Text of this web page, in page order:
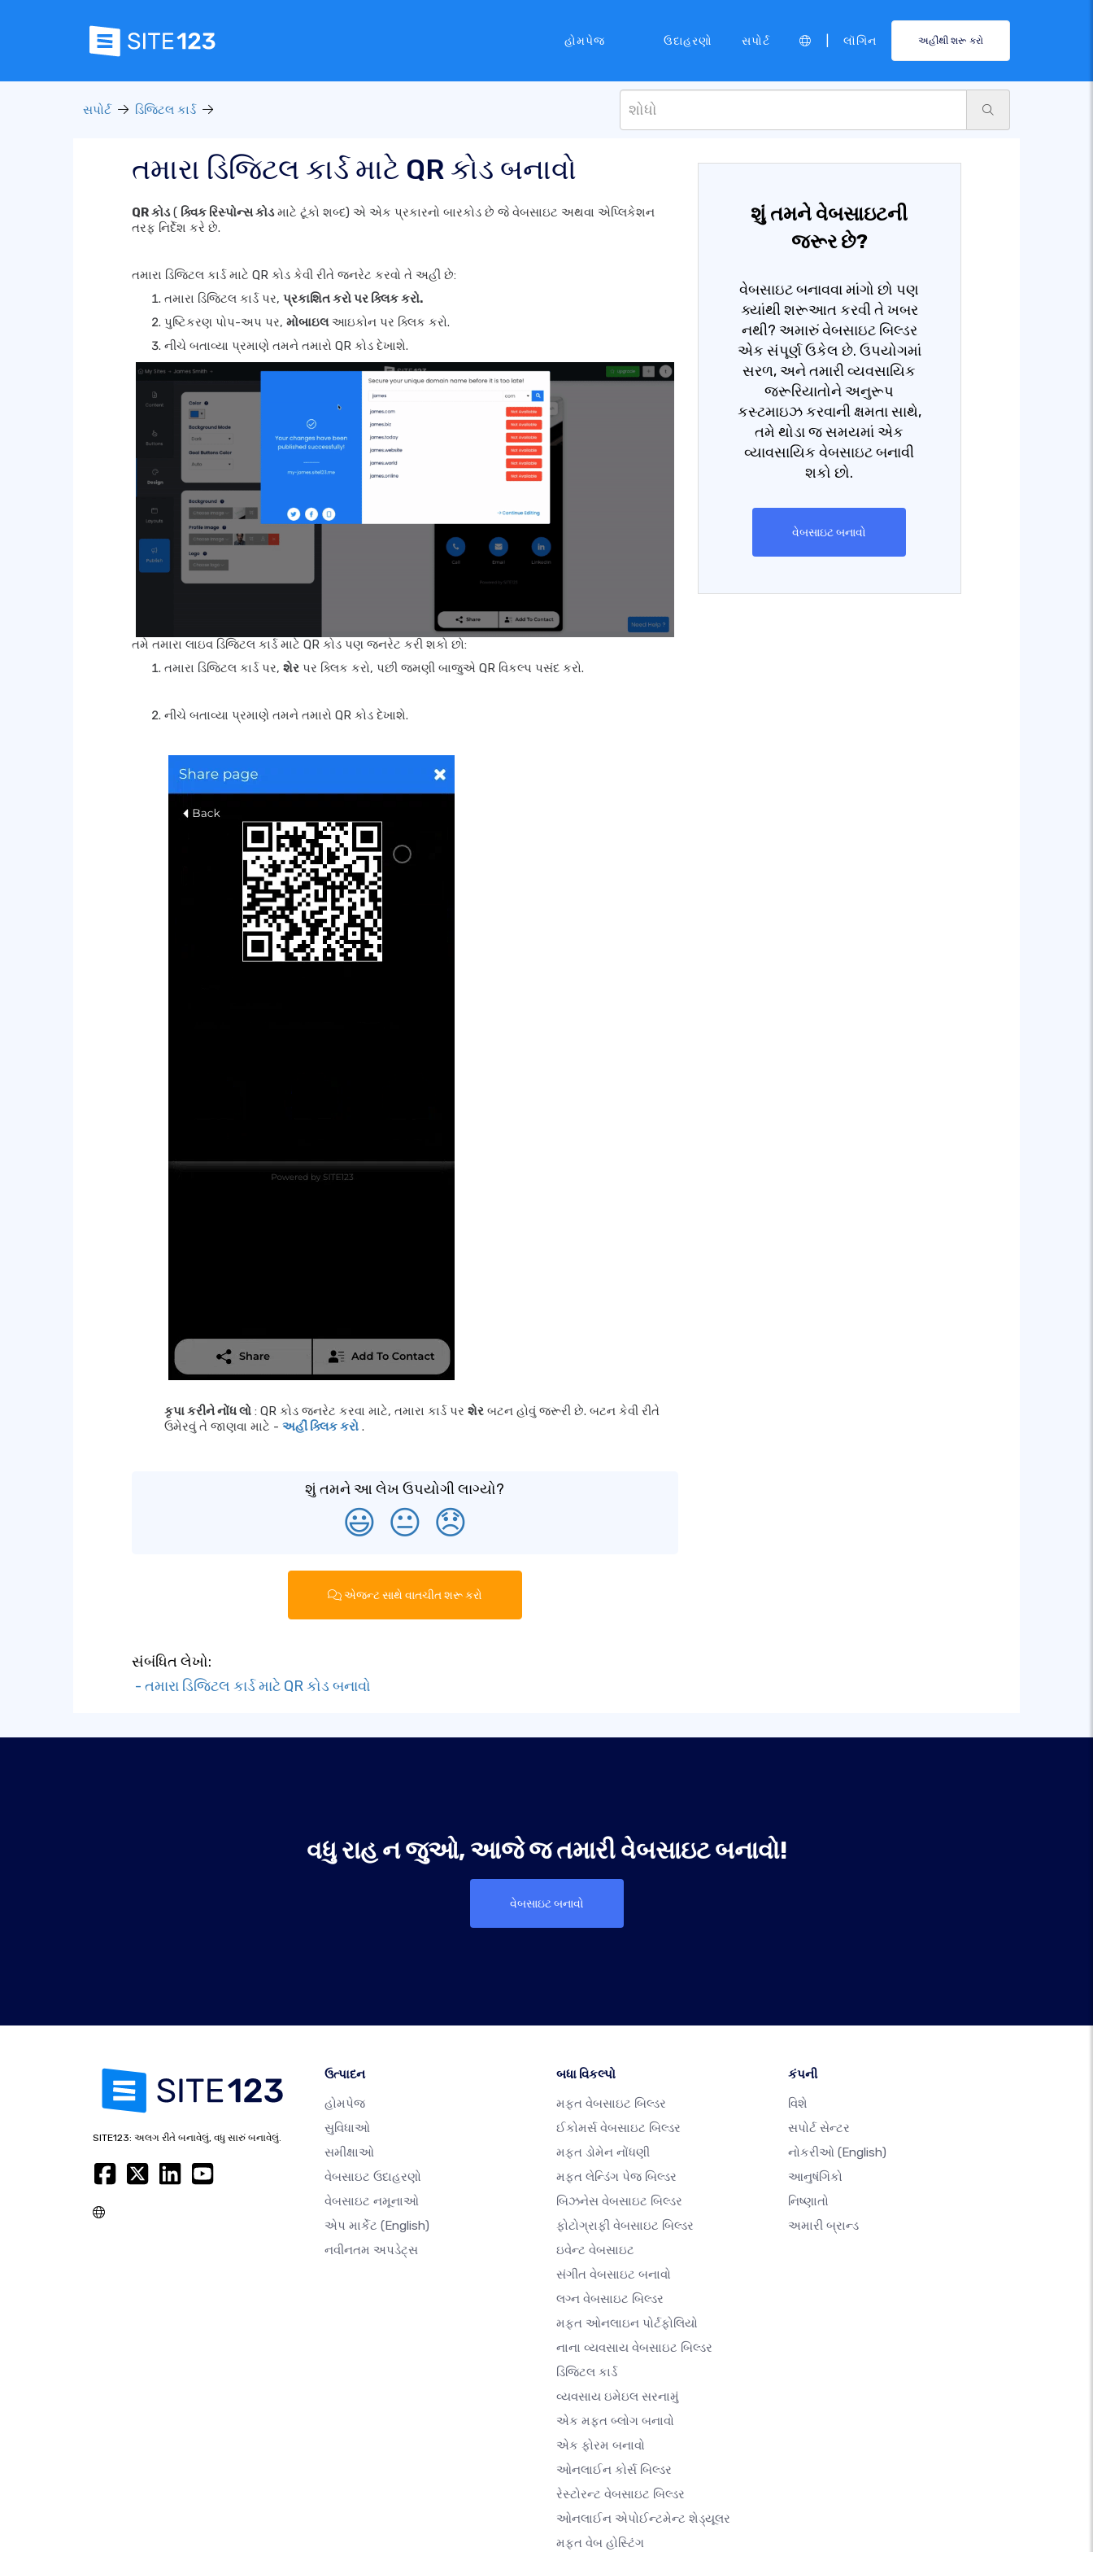
હોમપેજ ઉદાહરણો સપોર્ટ લૉગિન અહીંથી શરૂ કરો
સપોર્ટ ડિજિટલ કાર્ડ
તમારા ડિજિટલ કાર્ડ માટે QR કોડ બનાવો
QR કોડ( ક્વિક રિસ્પોન્સ કોડમાટે ટૂંકો શબ્દ) એ એક પ્રકારનો બારકોડ છે જે વેબસાઇટ અથવા એપ્લિકેશન
તરફ નિર્દેશ કરે છે.
તમારા ડિજિટલ કાર્ડ માટે QR કોડ કેવી રીતે જનરેટ કરવો તે અહીં છે:
તમારા ડિજિટલ કાર્ડ પર, પ્રકાશિત કરો પર ક્લિક કરો.
પુષ્ટિકરણ પોપ-અપ પર, મોબાઇલઆઇકોન પર ક્લિક કરો.
નીચે બતાવ્યા પ્રમાણે તમને તમારો QR કોડ દેખાશે.
તમે તમારા લાઇવ ડિજિટલ કાર્ડ માટે QR કોડ પણ જનરેટ કરી શકો છો:
તમારા ડિજિટલ કાર્ડ પર, શેર પર ક્લિક કરો, પછી જમણી બાજુએ QR વિકલ્પ પસંદ કરો.
નીચે બતાવ્યા પ્રમાણે તમને તમારો QR કોડ દેખાશે.
કૃપા કરીને નોંધ લો : QR કોડ જનરેટ કરવા માટે, તમારા કાર્ડ પર શેર બટન હોવું જરૂરી છે. બટન કેવી રીતે
ઉમેરવું તે જાણવા માટે - અહીં ક્લિક કરો .
શું તમને આ લેખ ઉપયોગી લાગ્યો?
😃 😐 😞
એજન્ટ સાથે વાતચીત શરૂ કરો
સંબંધિત લેખો:
- તમારા ડિજિટલ કાર્ડ માટે QR કોડ બનાવો
શું તમને વેબસાઇટની
જરૂર છે?
વેબસાઇટ બનાવવા માંગો છો પણ
ક્યાંથી શરૂઆત કરવી તે ખબર
નથી? અમારું વેબસાઇટ બિલ્ડર
એક સંપૂર્ણ ઉકેલ છે. ઉપયોગમાં
સરળ, અને તમારી વ્યવસાયિક
જરૂરિયાતોને અનુરૂપ
કસ્ટમાઇઝ કરવાની ક્ષમતા સાથે,
તમે થોડા જ સમયમાં એક
વ્યાવસાયિક વેબસાઇટ બનાવી
શકો છો.
વેબસાઇટ બનાવો
વધુ રાહ ન જુઓ, આજે જ તમારી વેબસાઇટ બનાવો!
વેબસાઇટ બનાવો
SITE123: અલગ રીતે બનાવેલું, વધુ સારું બનાવેલું.
ઉત્પાદન
હોમપેજ
સુવિધાઓ
સમીક્ષાઓ
વેબસાઇટ ઉદાહરણો
વેબસાઇટ નમૂનાઓ
એપ માર્કેટ (English)
નવીનતમ અપડેટ્સ
બધા વિકલ્પો
મફત વેબસાઇટ બિલ્ડર
ઈકોમર્સ વેબસાઇટ બિલ્ડર
મફત ડોમેન નોંધણી
મફત લેન્ડિંગ પેજ બિલ્ડર
બિઝનેસ વેબસાઇટ બિલ્ડર
ફોટોગ્રાફી વેબસાઇટ બિલ્ડર
ઇવેન્ટ વેબસાઇટ
સંગીત વેબસાઇટ બનાવો
લગ્ન વેબસાઇટ બિલ્ડર
મફત ઓનલાઇન પોર્ટફોલિયો
નાના વ્યવસાય વેબસાઇટ બિલ્ડર
ડિજિટલ કાર્ડ
વ્યવસાય ઇમેઇલ સરનામું
એક મફત બ્લોગ બનાવો
એક ફોરમ બનાવો
ઓનલાઈન કોર્સ બિલ્ડર
રેસ્ટોરન્ટ વેબસાઇટ બિલ્ડર
ઓનલાઈન એપોઈન્ટમેન્ટ શેડ્યૂલર
મફત વેબ હોસ્ટિંગ
કંપની
વિશે
સપોર્ટ સેન્ટર
નોકરીઓ (English)
આનુષંગિકો
નિષ્ણાતો
અમારી બ્રાન્ડ